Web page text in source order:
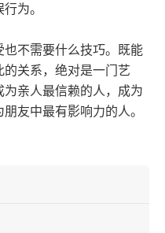
为。
不需要什么技巧。既能
关系，绝对是一门艺
亲人最信赖的人，成为
友中最有影响力的人。